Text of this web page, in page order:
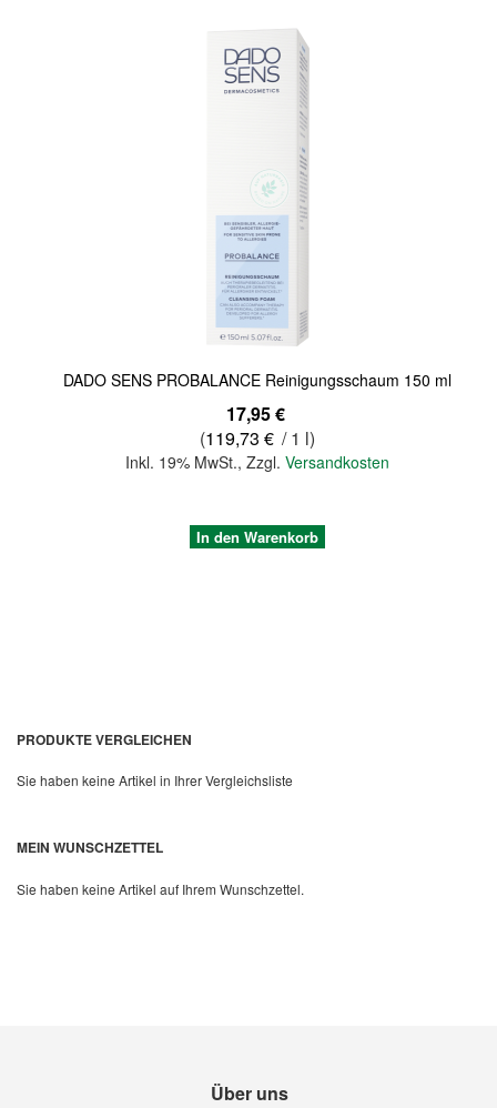
DADO SENS PROBALANCE Reinigungsschaum 150 ml
17,95 €
(119,73 € / 1 l)
Inkl. 19% MwSt.,Zzgl.Versandkosten
Quickview
In den Warenkorb
PRODUKTE VERGLEICHEN
Sie haben keine Artikel in Ihrer Vergleichsliste
MEIN WUNSCHZETTEL
Sie haben keine Artikel auf Ihrem Wunschzettel.
Über uns